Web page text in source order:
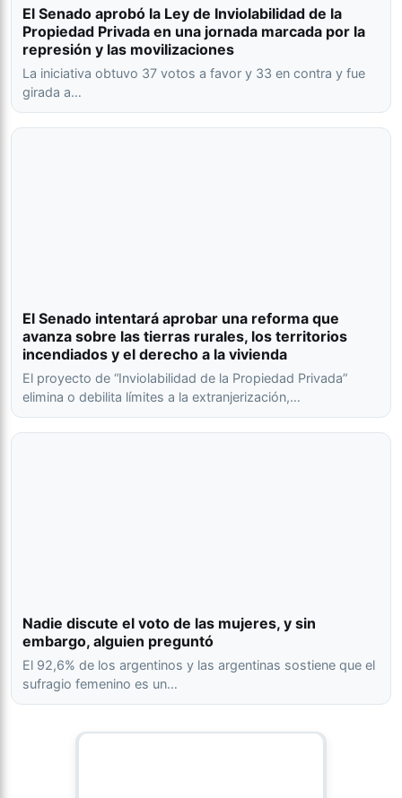
El Senado aprobó la Ley de Inviolabilidad de la
Propiedad Privada en una jornada marcada por la
represión y las movilizaciones
La iniciativa obtuvo 37 votos a favor y 33 en contra y fue
girada a…
El Senado intentará aprobar una reforma que
avanza sobre las tierras rurales, los territorios
incendiados y el derecho a la vivienda
El proyecto de “Inviolabilidad de la Propiedad Privada”
elimina o debilita límites a la extranjerización,…
Nadie discute el voto de las mujeres, y sin
embargo, alguien preguntó
El 92,6% de los argentinos y las argentinas sostiene que el
sufragio femenino es un…